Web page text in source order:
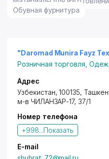
Обувная фурнитура
"Daromad Munira Fayz
Розничная торговля ,
Адрес
Узбекистан, 100135,
м-в ЧИЛАНЗАР-17, 37/1
Номер телефона
+998...Показать
E-mail